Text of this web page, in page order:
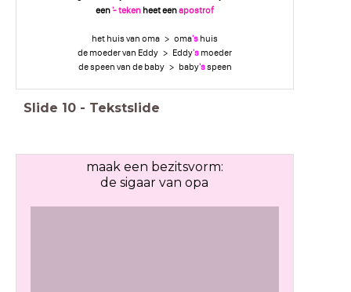
een'- teken heet eenapostrof
het huis van oma > oma's huis
de moeder van Eddy > Eddy's moeder
de speen van de baby > baby'sspeen
Slide 10 - Tekstslide
maak een bezitsvorm:
de sigaar van opa